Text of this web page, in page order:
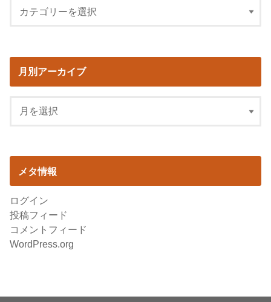
月別アーカイブ
メタ情報
ログイン
投稿フィード
コメントフィード
WordPress.org